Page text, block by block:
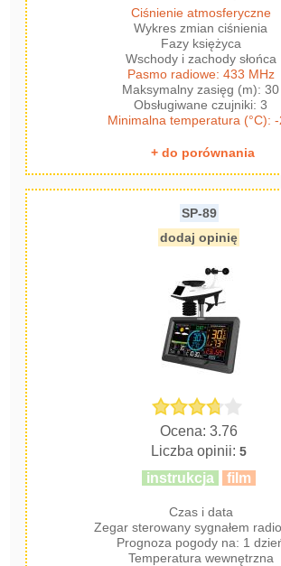
Ciśnienie atmosferyczne
Wykres zmian ciśnienia
Fazy księżyca
Wschody i zachody słońca
Pasmo radiowe: 433 MHz
Maksymalny zasięg (m): 30
Obsługiwane czujniki: 3
Minimalna temperatura (°C):
+ do porównania
SP-89
dodaj opinię
Ocena: 3.76
Liczba opinii:5
instrukcja film
Czas i data
Zegar sterowany sygnałem
Prognoza pogody na: 1
Temperatura wewnętrzna